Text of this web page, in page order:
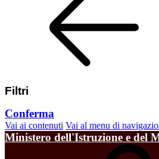
Filtri
Conferma
Vai ai contenuti Vai al menu di
Ministero dell'Istruzione e del